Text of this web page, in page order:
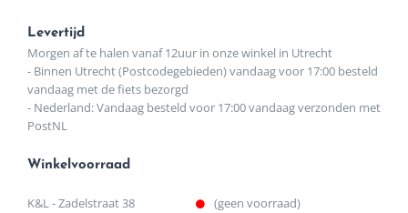
Levertijd
Morgen af te halen vanaf 12uur in onze winkel in Utrecht
- Binnen Utrecht (Postcodegebieden) vandaag voor 17:00 besteld
vandaag met de fiets bezorgd
- Nederland: Vandaag besteld voor 17:00 vandaag verzonden met
PostNL
Winkelvoorraad
K&L - Zadelstraat 38 (geen voorraad)